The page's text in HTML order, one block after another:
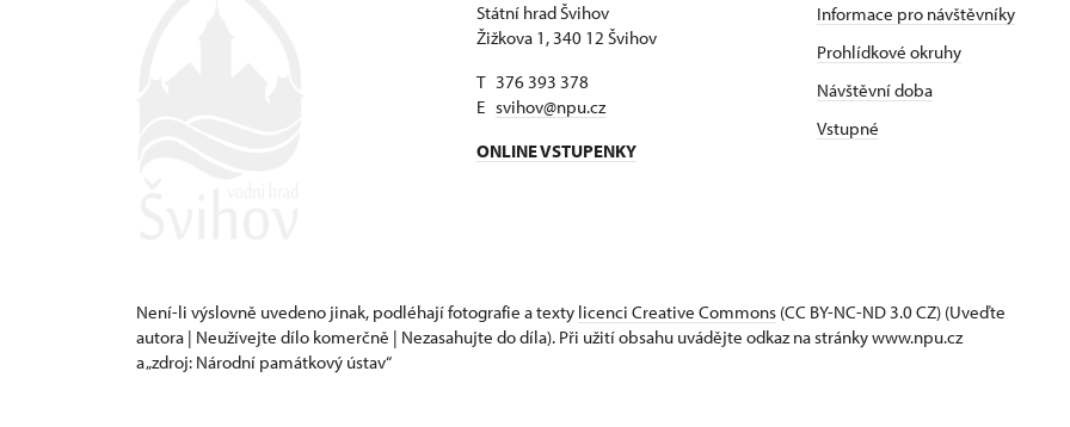
Státní hrad Švihov
Žižkova 1, 340 12 Švihov
T 376 393 378
E svihov@npu.cz
ONLINE VSTUPENKY
Informace pro návštěvníky
Prohlídkové okruhy
Návštěvní doba
Vstupné
Není-li výslovně uvedeno jinak, podléhají fotografie a texty licenci Creative Commons (CC BY-NC-ND 3.0 CZ) (Uveďte
autora | Neužívejte dílo komerčně | Nezasahujte do díla). Při užití obsahu uvádějte odkaz na stránky www.npu.cz
a „zdroj: Národní památkový ústav“